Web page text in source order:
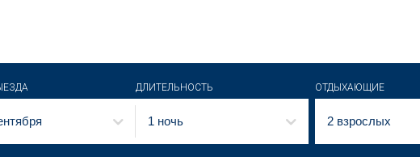
ДЛИТЕЛЬНОСТЬ
1 ночь
ОТДЫХАЮЩИЕ
2 взрослых